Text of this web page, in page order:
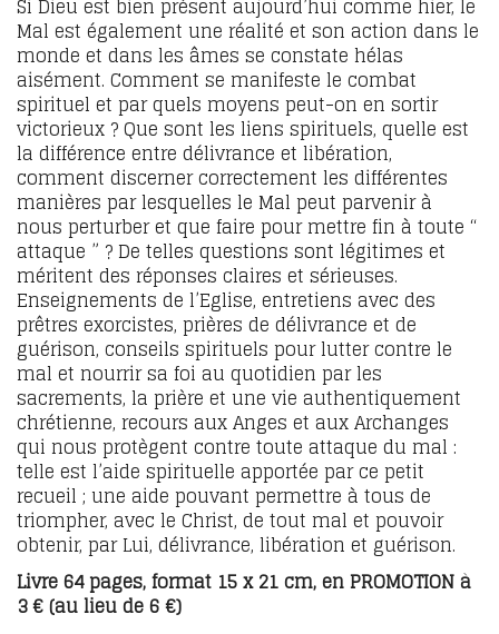
Si Dieu est bien présent aujourd’hui comme hier, le
Mal est également une réalité et son action dans le
monde et dans les âmes se constate hélas
aisément. Comment se manifeste le combat
spirituel et par quels moyens peut-on en sortir
victorieux ? Que sont les liens spirituels, quelle est
la différence entre délivrance et libération,
comment discerner correctement les différentes
manières par lesquelles le Mal peut parvenir à
nous perturber et que faire pour mettre fin à toute “
attaque ” ? De telles questions sont légitimes et
méritent des réponses claires et sérieuses.
Enseignements de l’Eglise, entretiens avec des
prêtres exorcistes, prières de délivrance et de
guérison, conseils spirituels pour lutter contre le
mal et nourrir sa foi au quotidien par les
sacrements, la prière et une vie authentiquement
chrétienne, recours aux Anges et aux Archanges
qui nous protègent contre toute attaque du mal :
telle est l’aide spirituelle apportée par ce petit
recueil ; une aide pouvant permettre à tous de
triompher, avec le Christ, de tout mal et pouvoir
obtenir, par Lui, délivrance, libération et guérison.
Livre 64 pages, format 15 x 21 cm, en PROMOTION à
3 € (au lieu de 6 €)